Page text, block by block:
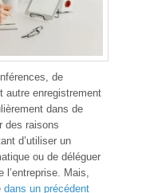
de
autre enregistrement
dans de
des raisons
d’utiliser un
ou de déléguer
l’entreprise. Mais,
dans un précédent